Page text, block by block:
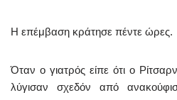
Η επέμβαση κράτησε πέντε ώρες.
Όταν ο γιατρός είπε ότι ο
λύγισαν σχεδόν από